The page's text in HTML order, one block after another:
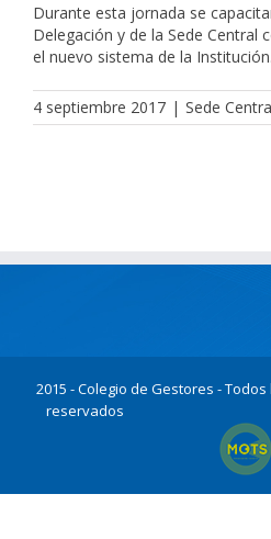
Durante esta jornada se
Delegación y de la Sede Central
el nuevo sistema de la Institución.
4 septiembre 2017 | Sede
2015 - Colegio de Gestores -
reservados